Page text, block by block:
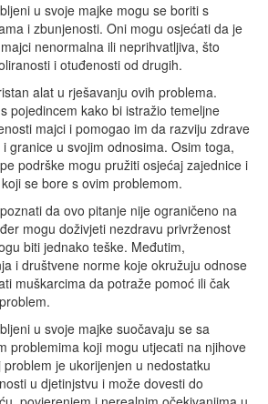
u svoje majke mogu se boriti s
i zbunjenosti. Oni mogu osjećati da je
nenormalna ili neprihvatljiva, što
i otuđenosti od drugih.
alat u rješavanju ovih problema.
pojedincem kako bi istražio temeljne
majci i pomogao im da razviju zdrave
granice u svojim odnosima. Osim toga,
podrške mogu pružiti osjećaj zajednice i
se bore s ovim problemom.
da ovo pitanje nije ograničeno na
mogu doživjeti nezdravu privrženost
biti jednako teške. Međutim,
i društvene norme koje okružuju odnose
muškarcima da potraže pomoć ili čak
u svoje majke suočavaju se sa
problemima koji mogu utjecati na njihove
je ukorijenjen u nedostatku
u djetinjstvu i može dovesti do